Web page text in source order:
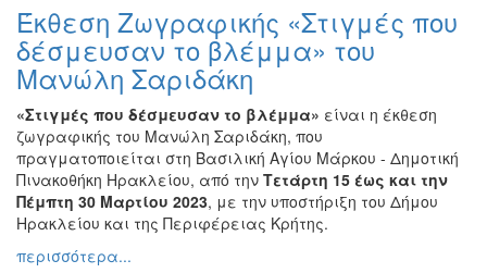
ΔΗΜΟΣ
ΑΝΘΕΚΤΙΚΗ
ΠΟΛΗ
Έκθεση Ζωγραφικής «Στιγμές που
δέσμευσαν το βλέμμα» του
Μανώλη Σαριδάκη
«Στιγμές που δέσμευσαν το βλέμμα» είναι η έκθεση
ζωγραφικής του Μανώλη Σαριδάκη, που
πραγματοποιείται στη Βασιλική Αγίου Μάρκου - Δημοτική
Πινακοθήκη Ηρακλείου, από την Τετάρτη 15 έως και την
Πέμπτη 30 Μαρτίου 2023, με την υποστήριξη του Δήμου
Ηρακλείου και της Περιφέρειας Κρήτης.
περισσότερα...